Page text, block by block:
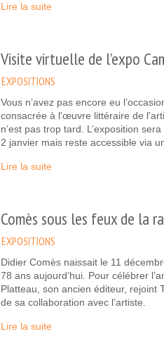
Lire la suite
Visite virtuelle de l’expo
EXPOSITIONS
Vous n’avez pas encore eu
consacrée à l'œuvre littéraire de
n’est pas trop tard. L’exposition
2 janvier mais reste accessible via
Lire la suite
Comès sous les feux de la
EXPOSITIONS
Didier Comès naissait le 11
78 ans aujourd’hui. Pour célébrer
Platteau, son ancien éditeur, rejoint
de sa collaboration avec l’artiste.
Lire la suite